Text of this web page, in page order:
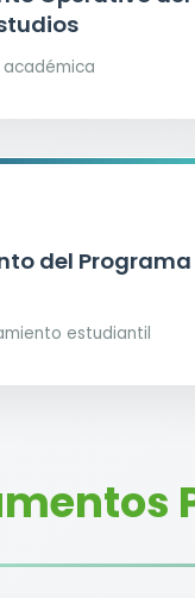
del
estudiantil